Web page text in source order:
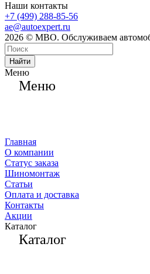
Наши контакты
+7 (499) 288-85-56
ae@autoexpert.ru
2026 © МВО. Обслуживаем
Найти
Меню
Меню
Главная
О компании
Статус заказа
Шиномонтаж
Статьи
Оплата и доставка
Контакты
Акции
Каталог
Каталог